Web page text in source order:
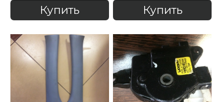
Купить Купить